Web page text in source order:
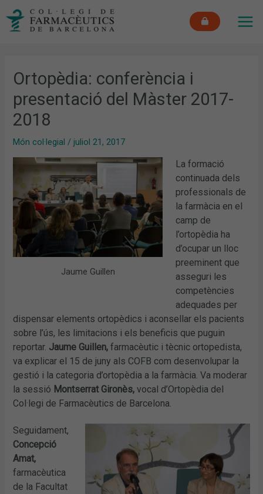
Ortopèdia: conferència i
presentació del Màster 2017-
2018
Món col·legial /juliol 21, 2017
Jaume Guillen
La formació
continuada dels
professionals de
la farmàcia en el
camp de
l’ortopèdia ha
d’ocupar un lloc
preeminent que
asseguri les
competències
adequades per
dispensar elements ortopèdics i aconsellar els pacients
sobre l’ús, les limitacions i els beneficis que puguin
reportar. Jaume Guillen, farmacèutic i tècnic ortopedista,
va explicar el 15 de juny als COFB com desenvolupar la
gestió i la categoria d’ortopèdia a la farmàcia. Va moderar
la sessió Montserrat Gironès,vocal d’Ortopèdia del
Col·legi de Farmacèutics de Barcelona.
Seguidament,
Concepció
Amat,
farmacèutica
de la Facultat